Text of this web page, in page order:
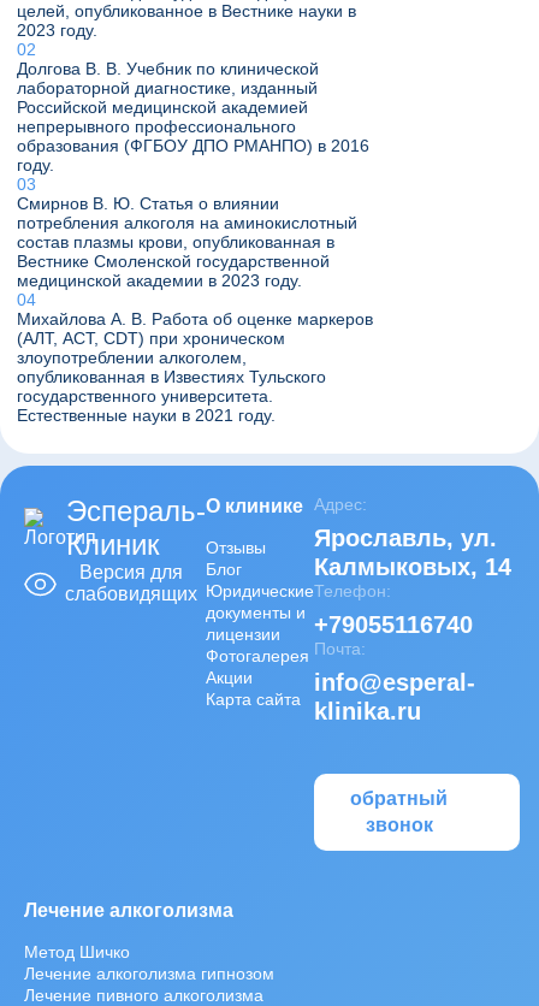
целей, опубликованное в Вестнике науки в
2023 году.
Долгова В. В. Учебник по клинической
лабораторной диагностике, изданный
Российской медицинской академией
непрерывного профессионального
образования (ФГБОУ ДПО РМАНПО) в 2016
году.
Смирнов В. Ю. Статья о влиянии
потребления алкоголя на аминокислотный
состав плазмы крови, опубликованная в
Вестнике Смоленской государственной
медицинской академии в 2023 году.
Михайлова А. В. Работа об оценке маркеров
(АЛТ, АСТ, CDT) при хроническом
злоупотреблении алкоголем,
опубликованная в Известиях Тульского
государственного университета.
Естественные науки в 2021 году.
Эспераль-
Клиник
Версия для
слабовидящих
О клинике
Отзывы
Блог
Юридические
документы и
лицензии
Фотогалерея
Акции
Карта сайта
Адрес:
Ярославль, ул.
Калмыковых, 14
Телефон:
+79055116740
Почта:
info@esperal-
klinika.ru
обратный
звонок
Лечение алкоголизма
Метод Шичко
Лечение алкоголизма гипнозом
Лечение пивного алкоголизма